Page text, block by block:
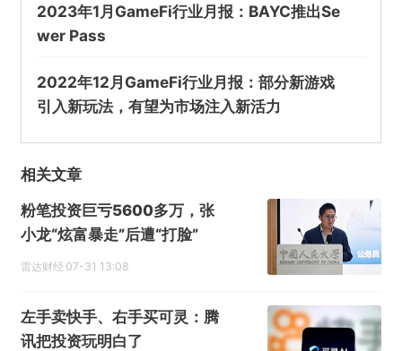
2023年1月GameFi行业月报：BAYC推出Se
wer Pass
2022年12月GameFi行业月报：部分新游戏
引入新玩法，有望为市场注入新活力
相关文章
粉笔投资巨亏5600多万，张
小龙“炫富暴走”后遭“打脸”
雷达财经 07-31 13:08
左手卖快手、右手买可灵：腾
讯把投资玩明白了